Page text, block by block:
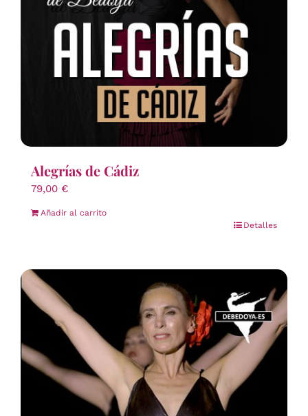
Alegrías de Cádiz
79,00 €
Añadir al carrito
Detalles